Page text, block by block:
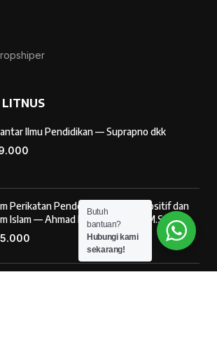
LITNUS
Ilmu Pendidikan — Suprapno dkk
Perikatan Pendekatan Hukum Positif dan
Islam — Ahmad Musadad, S.H.I., M.S.I.
Butuh
bantuan?
Hubungi kami
sekarang!